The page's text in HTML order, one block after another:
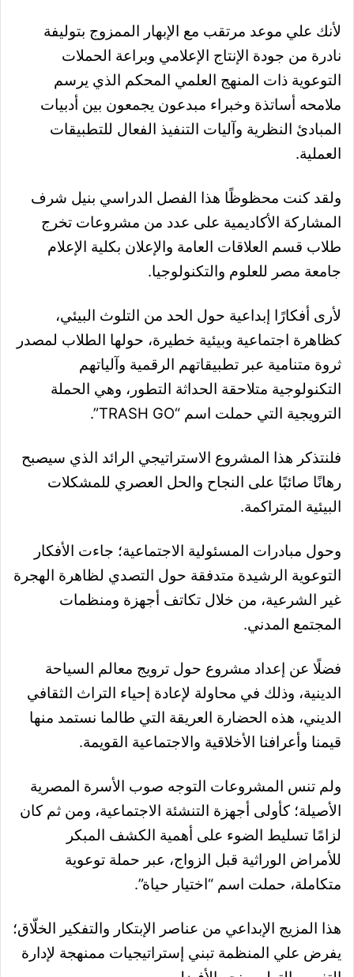
لأنك علي موعد مرتقب مع الإبهار الممزوج بتوليفة
نادرة من جودة الإنتاج الإعلامي وبراعة الحملات
التوعوية ذات المنهج العلمي المحكم الذي يرسم
ملامحه أساتذة وخبراء مبدعون يجمعون بين أدبيات
المبادئ النظرية وآليات التنفيذ الفعال للتطبيقات
العملية.
ولقد كنت محظوظًا هذا الفصل الدراسي بنيل شرف
المشاركة الأكاديمية على عدد من مشروعات تخرج
طلاب قسم العلاقات العامة والإعلان بكلية الإعلام
جامعة مصر للعلوم والتكنولوجيا.
لأرى أفكارًا إبداعية حول الحد من التلوث البيئي،
كظاهرة اجتماعية وبيئية خطيرة، حولها الطلاب لمصدر
ثروة متنامية عبر تطبيقاتهم الرقمية وآلياتهم
التكنولوجية متلاحقة الحداثة التطور، وهي الحملة
الترويجية التي حملت اسم “TRASH GO”.
فلنتذكر هذا المشروع الاستراتيجي الرائد الذي سيصبح
رهانًا صائبًا على النجاح والحل العصري للمشكلات
البيئية المتراكمة.
وحول مبادرات المسئولية الاجتماعية؛ جاءت الأفكار
التوعوية الرشيدة متدفقة حول التصدي لظاهرة الهجرة
غير الشرعية، من خلال تكاتف أجهزة ومنظمات
المجتمع المدني.
فضلًا عن إعداد مشروع حول ترويج معالم السياحة
الدينية، وذلك في محاولة لإعادة إحياء التراث الثقافي
الديني، هذه الحضارة العريقة التي طالما نستمد منها
قيمنا وأعرافنا الأخلاقية والاجتماعية القويمة.
ولم تنس المشروعات التوجه صوب الأسرة المصرية
الأصيلة؛ كأولى أجهزة التنشئة الاجتماعية، ومن ثم كان
لزامًا تسليط الضوء على أهمية الكشف المبكر
للأمراض الوراثية قبل الزواج، عبر حملة توعوية
متكاملة، حملت اسم “اختيار حياة”.
هذا المزيج الإبداعي من عناصر الإبتكار والتفكير الخلّاق؛
يفرض علي المنظمة تبني إستراتيجيات ممنهجة لإدارة